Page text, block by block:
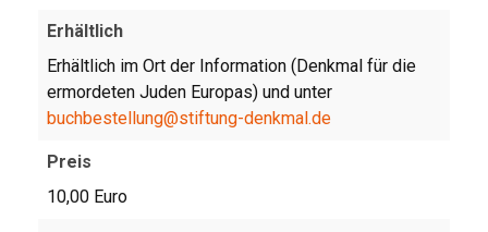
Erhältlich
Erhältlich im Ort der Information (Denkmal für die
ermordeten Juden Europas) und unter
buchbestellung@stiftung-denkmal.de
Preis
10,00 Euro